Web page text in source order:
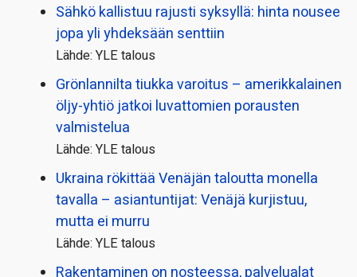
Sähkö kallistuu rajusti syksyllä: hinta nousee
jopa yli yhdeksään senttiin
Lähde: YLE talous
Grönlannilta tiukka varoitus – amerikkalainen
öljy-yhtiö jatkoi luvattomien porausten
valmistelua
Lähde: YLE talous
Ukraina rökittää Venäjän taloutta monella
tavalla – asiantuntijat: Venäjä kurjistuu,
mutta ei murru
Lähde: YLE talous
Rakentaminen on nosteessa, palvelualat